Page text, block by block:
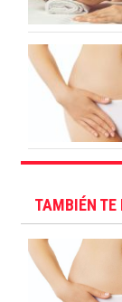
TAMBIÉN TE